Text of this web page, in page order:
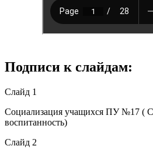
Подписи к слайдам:
Слайд 1
Социализация учащихся ПУ №17 (
воспитанность)
Слайд 2